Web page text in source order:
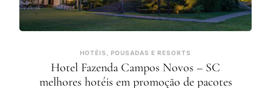
HOTÉIS, POUSADAS E RESORTS
Hotel Fazenda Campos Novos – SC
melhores hotéis em promoção de pacotes